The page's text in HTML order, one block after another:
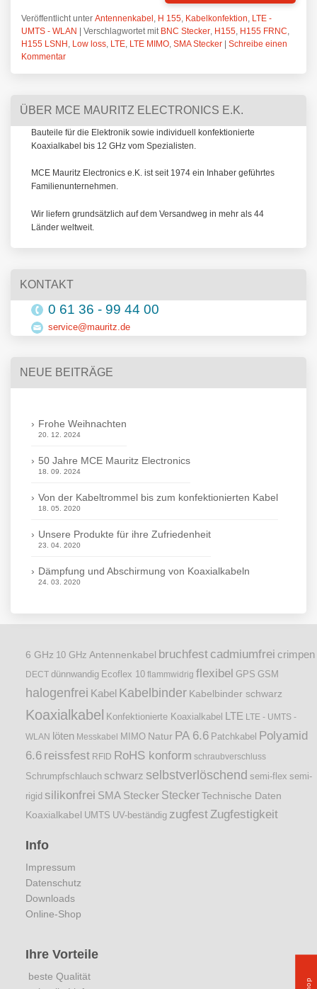
Veröffentlicht unter Antennenkabel, H 155, Kabelkonfektion, LTE -
UMTS - WLAN | Verschlagwortet mit BNC Stecker, H155, H155 FRNC,
H155 LSNH, Low loss, LTE, LTE MIMO, SMA Stecker | Schreibe einen
Kommentar
ÜBER MCE MAURITZ ELECTRONICS E.K.
Bauteile für die Elektronik sowie individuell konfektionierte
Koaxialkabel bis 12 GHz vom Spezialisten.
MCE Mauritz Electronics e.K. ist seit 1974 ein Inhaber geführtes
Familienunternehmen.
Wir liefern grundsätzlich auf dem Versandweg in mehr als 44
Länder weltweit.
KONTAKT
0 61 36 - 99 44 00
service@mauritz.de
NEUE BEITRÄGE
Frohe Weihnachten
20. 12. 2024
50 Jahre MCE Mauritz Electronics
18. 09. 2024
Von der Kabeltrommel bis zum konfektionierten Kabel
18. 05. 2020
Unsere Produkte für ihre Zufriedenheit
23. 04. 2020
Dämpfung und Abschirmung von Koaxialkabeln
24. 03. 2020
6 GHz 10 GHz Antennenkabel bruchfest cadmiumfrei crimpen
DECT dünnwandig Ecoflex 10 flammwidrig flexibel GPS GSM
halogenfrei Kabel Kabelbinder Kabelbinder schwarz
Koaxialkabel Konfektionierte Koaxialkabel LTE LTE - UMTS -
WLAN löten Messkabel MIMO Natur PA 6.6 Patchkabel Polyamid
6.6 reissfest RFID RoHS konform schraubverschluss
Schrumpfschlauch schwarz selbstverlöschend semi-flex semi-
rigid silikonfrei SMA Stecker Stecker Technische Daten
Koaxialkabel UMTS UV-beständig zugfestZugfestigkeit
Info
Impressum
Datenschutz
Downloads
Online-Shop
Ihre Vorteile
beste Qualität